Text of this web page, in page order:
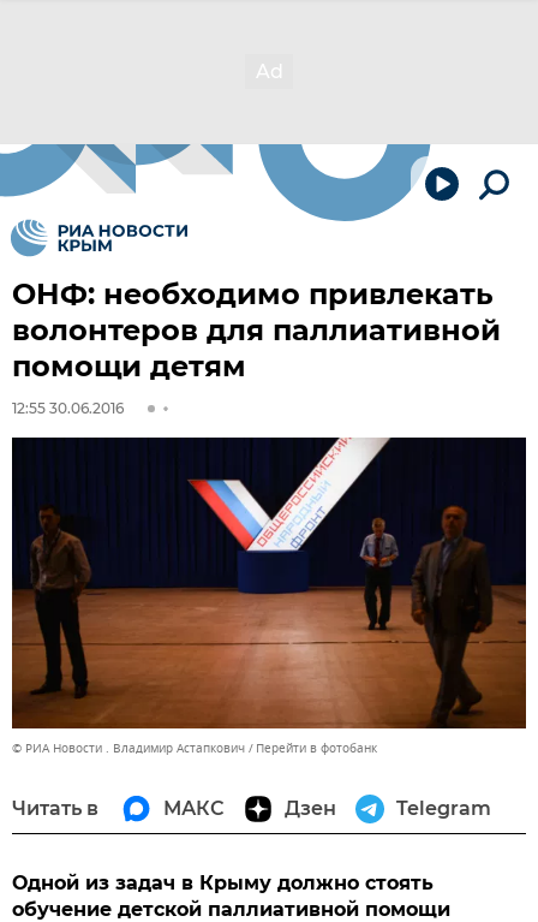
ОНФ: необходимо привлекать
волонтеров для паллиативной
помощи детям
12:55 30.06.2016
© РИА Новости . Владимир Астапкович Перейти в фотобанк
Читать в МАКС Дзен Telegram
Одной из задач в Крыму должно стоять
обучение детской паллиативной помощи